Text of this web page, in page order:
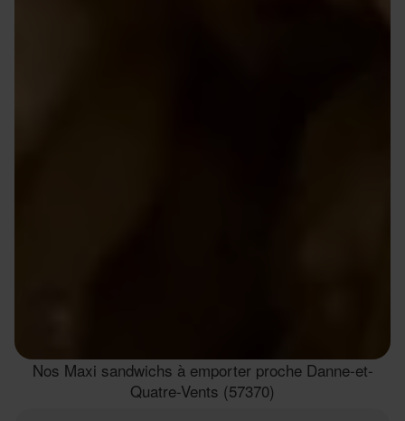
Nos Maxi sandwichs à emporter proche Danne-et-
Quatre-Vents (57370)